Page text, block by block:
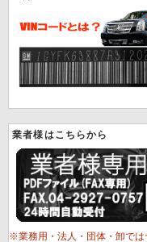
業者様はこちらから
※業務用・法人・団体・卸では